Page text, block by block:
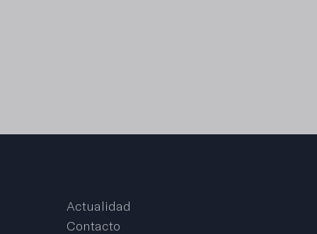
Actualidad
Contacto